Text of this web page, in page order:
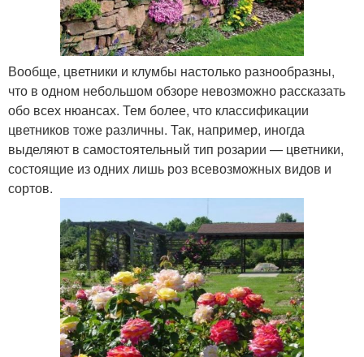
Вообще, цветники и клумбы настолько разнообразны,
что в одном небольшом обзоре невозможно рассказать
обо всех нюансах. Тем более, что классификации
цветников тоже различны. Так, например, иногда
выделяют в самостоятельный тип розарии — цветники,
состоящие из одних лишь роз всевозможных видов и
сортов.